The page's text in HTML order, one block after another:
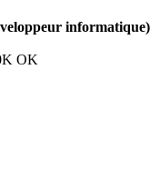
informatique)
OK